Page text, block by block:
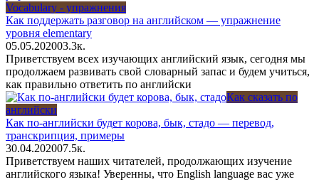
Vocabulary - упражнения
Как поддержать разговор на английском — упражнение
уровня elementary
05.05.202003.3к.
Приветствуем всех изучающих английский язык, сегодня мы
продолжаем развивать свой словарный запас и будем учиться,
как правильно ответить по английски
Как сказать по
английски
Как по-английски будет корова, бык, стадо — перевод,
транскрипция, примеры
30.04.202007.5к.
Приветствуем наших читателей, продолжающих изучение
английского языка! Уверенны, что English language вас уже